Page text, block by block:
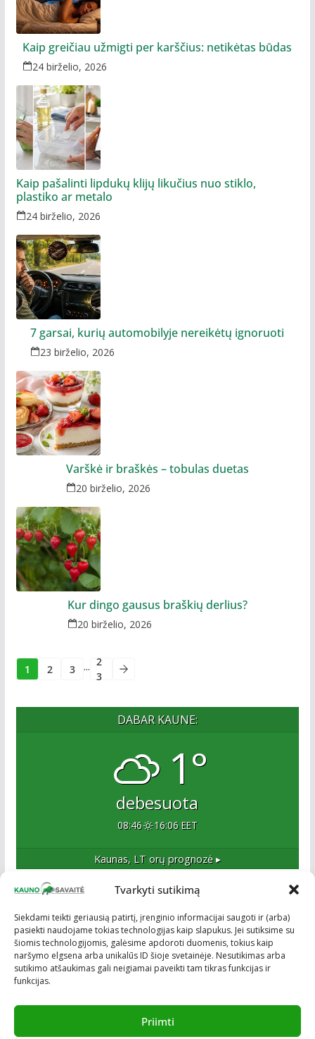
Tvarkyti sutikimą
Siekdami teikti geriausią patirtį, įrenginio informacijai saugoti ir (arba)
pasiekti naudojame tokias technologijas kaip slapukus. Jei sutiksime su
šiomis technologijomis, galėsime apdoroti duomenis, tokius kaip
naršymo elgsena arba unikalūs ID šioje svetainėje. Nesutikimas arba
sutikimo atšaukimas gali neigiamai paveikti tam tikras funkcijas ir
funkcijas.
Priimti
Kaip greičiau užmigti per karščius: netikėtas būdas
24 birželio, 2026
Kaip pašalinti lipdukų klijų likučius nuo stiklo,
plastiko ar metalo
24 birželio, 2026
7 garsai, kurių automobilyje nereikėtų ignoruoti
23 birželio, 2026
Varškė ir braškės – tobulas duetas
20 birželio, 2026
Kur dingo gausus braškių derlius?
20 birželio, 2026
1 2 3 ... 2
3
DABAR KAUNE:
1°
debesuota
08:46 16:06 EET
Kaunas, LTorų prognozė ▸
Esame naujas Kaune, tačiau veržlus ir profesionalus
kolektyvas. Ne naujokai žiniasklaidoje. Į Kauną
žengiame tvirtai įsitikinę savo sėkme.